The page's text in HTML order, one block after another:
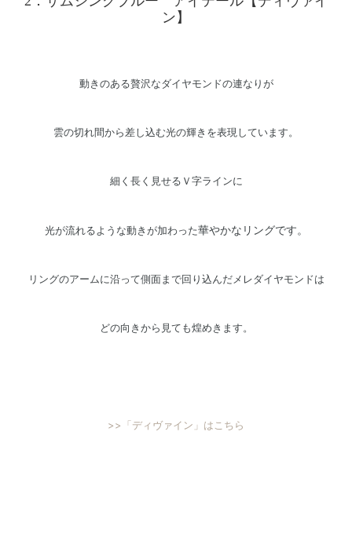
ン】
動きのある贅沢なダイヤモンドの連なりが
雲の切れ間から差し込む光の輝きを表現しています。
細く長く見せるＶ字ラインに
光が流れるような動きが加わった華やかなリングです。
リングのアームに沿って側面まで回り込んだメレダイヤモンドは
どの向きから見ても煌めきます。
>>「ディヴァイン」はこちら